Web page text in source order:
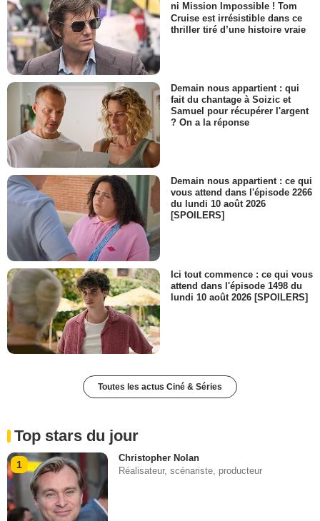
ni Mission Impossible ! Tom
Cruise est irrésistible dans ce
thriller tiré d’une histoire vraie
Demain nous appartient : qui
fait du chantage à Soizic et
Samuel pour récupérer l'argent
? On a la réponse
Demain nous appartient : ce qui
vous attend dans l'épisode 2266
du lundi 10 août 2026
[SPOILERS]
Ici tout commence : ce qui vous
attend dans l'épisode 1498 du
lundi 10 août 2026 [SPOILERS]
Toutes les actus Ciné & Séries
Top stars du jour
1
Christopher Nolan
Réalisateur, scénariste, producteur